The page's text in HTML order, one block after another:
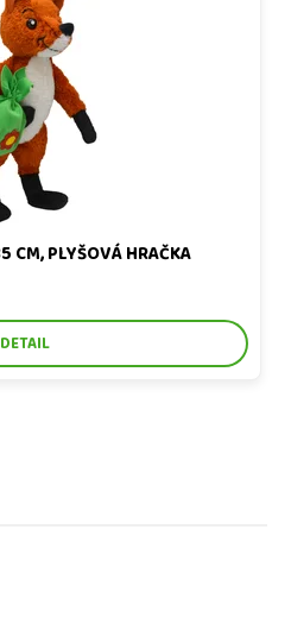
hračka
CM, PLYŠOVÁ HRAČKA
DETAIL